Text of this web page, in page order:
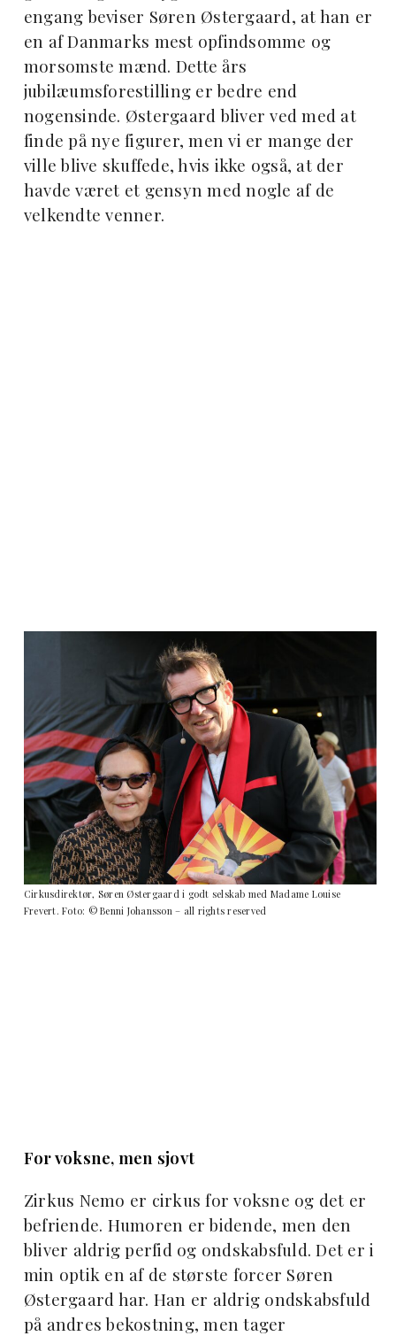
engang beviser Søren Østergaard, at han er
en af Danmarks mest opfindsomme og
morsomste mænd. Dette års
jubilæumsforestilling er bedre end
nogensinde. Østergaard bliver ved med at
finde på nye figurer, men vi er mange der
ville blive skuffede, hvis ikke også, at der
havde været et gensyn med nogle af de
velkendte venner.
Cirkusdirektør, Søren Østergaard i godt selskab med Madame Louise
Frevert. Foto: © Benni Johansson – all rights reserved
For voksne, men sjovt
Zirkus Nemo er cirkus for voksne og det er
befriende. Humoren er bidende, men den
bliver aldrig perfid og ondskabsfuld. Det er i
min optik en af de største forcer Søren
Østergaard har. Han er aldrig ondskabsfuld
på andres bekostning, men tager